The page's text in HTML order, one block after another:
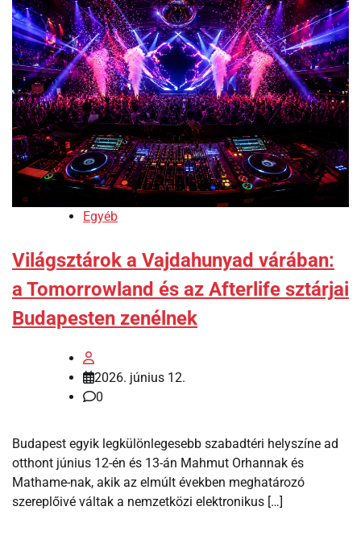
Egyéb
Világsztárok a Vajdahunyad várában:
a Tomorrowland és az Afterlife sztárjai
Budapesten zenélnek
2026. június 12.
0
Budapest egyik legkülönlegesebb szabadtéri helyszíne ad
otthont június 12-én és 13-án Mahmut Orhannak és
Mathame-nak, akik az elmúlt években meghatározó
szereplőivé váltak a nemzetközi elektronikus […]